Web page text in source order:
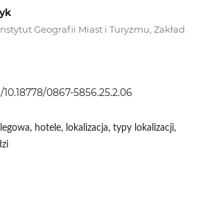
Geografii Miast i Turyzmu, Zakład
0867-5856.25.2.06
hotele, lokalizacja, typy lokalizacji,